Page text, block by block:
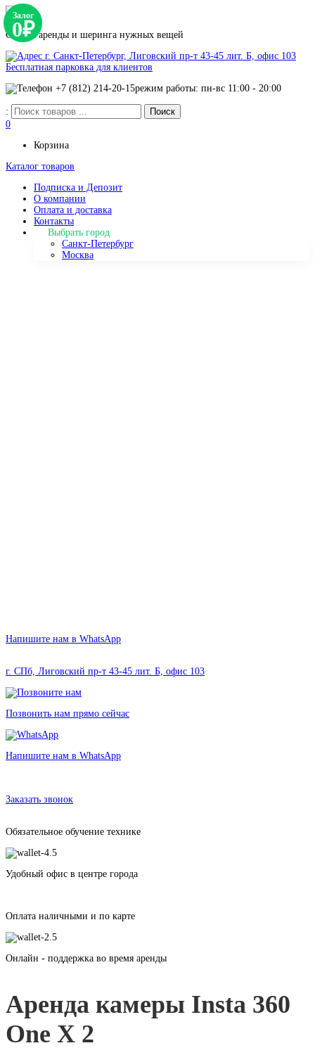
Сервис аренды и шеринга нужных вещей
г. Санкт-Петербург, Лиговский пр-т 43-45 лит. Б, офис 103
Бесплатная парковка для клиентов
+7 (812) 214-20-15режим работы: пн-вс 11:00 - 20:00
:
0
Корзина
Каталог товаров
Подписка и Депозит
О компании
Оплата и доставка
Контакты
Выбрать город
Санкт-Петербург
Москва
Напишите нам в WhatsApp
г. СПб, Лиговский пр-т 43-45 лит. Б, офис 103
Позвонить нам прямо сейчас
Напишите нам в WhatsApp
Заказать звонок
Обязательное обучение технике
Удобный офис в центре города
Оплата наличными и по карте
Онлайн - поддержка во время аренды
Аренда камеры Insta 360
One X 2
Залог
0₽